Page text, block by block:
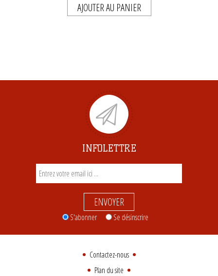
AJOUTER AU PANIER
INFOLETTRE
ENVOYER
S'abonner Se désinscrire
Contactez-nous
Plan du site